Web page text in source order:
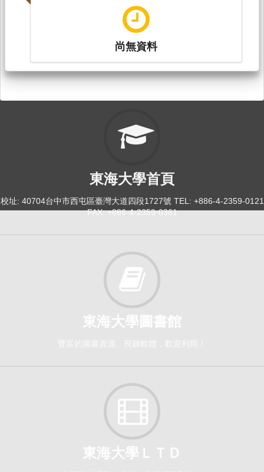
尚無資料
東海大學首頁
校址: 40704台中市西屯區臺灣大道四段1727號 TEL: +886-4-2359-0121
FAX: +886-4-2359-0361
東海大學圖書館
豐富的圖書資源、視聽軟體，歡迎利用！
東海大學ＬＴＤ